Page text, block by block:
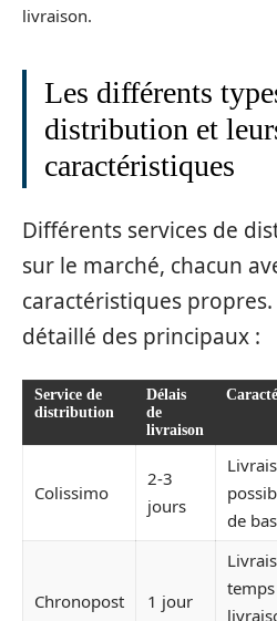
livraison.
Les différents
distribution et
caractéristiques
Différents services de
sur le marché, chacun
caractéristiques
détaillé des principaux :
Service de
distribution
Délais
de
livraison
Colissimo
2-3
jours
de
Chronopost 1 jour